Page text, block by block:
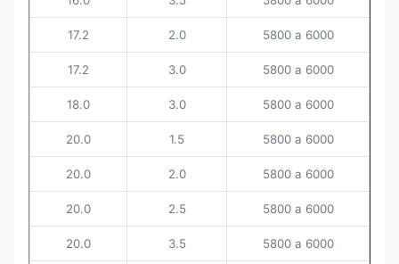
17.2 2.0 5800 a 6000
17.2 3.0 5800 a 6000
18.0 3.0 5800 a 6000
20.0 1.5 5800 a 6000
20.0 2.0 5800 a 6000
20.0 2.5 5800 a 6000
20.0 3.5 5800 a 6000